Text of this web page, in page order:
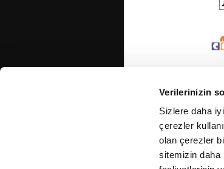
Verilerinizin
Sizlere daha
çerezler
olan çerezler
sitemizin daha